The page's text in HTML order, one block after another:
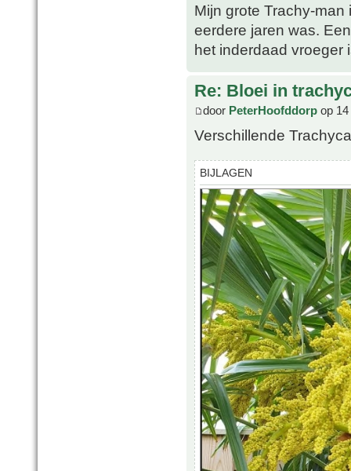
Mijn grote Trachy-
eerdere jaren was.
het inderdaad vroeger
Re: Bloei in
door PeterHoofddorp op
Verschillende
BIJLAGEN